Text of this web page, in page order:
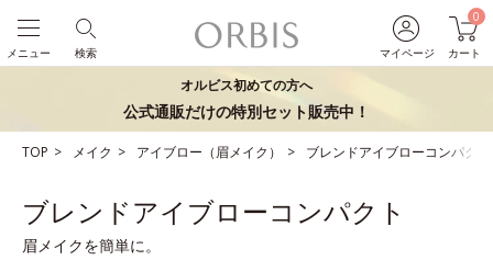
マイページ
0
カート
検索
メニュー
オルビス初めての方へ
公式通販だけの特別セット販売中！
TOP メイク アイブロー（眉メイク） ブレンドアイブローコンパクト
ブレンドアイブローコンパクト
眉メイクを簡単に。